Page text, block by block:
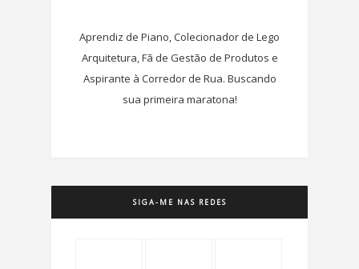
Aprendiz de Piano, Colecionador de Lego
Arquitetura, Fã de Gestão de Produtos e
Aspirante à Corredor de Rua. Buscando
sua primeira maratona!
SIGA-ME NAS REDES